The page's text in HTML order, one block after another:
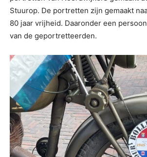
Stuurop. De portretten zijn gemaakt
80 jaar vrijheid. Daaronder een
van de geportretteerden.